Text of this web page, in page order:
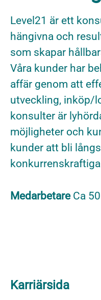
Level21 är ett
hängivna och
som skapar
Våra kunder har
affär genom att
utveckling, inköp/
konsulter är
möjligheter och
kunder att bli
Medarbetare Ca 50
Karriärsida